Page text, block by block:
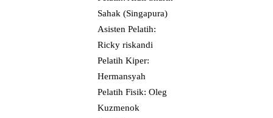
Sahak (Singapura)
Asisten Pelatih:
Ricky riskandi
Pelatih Kiper:
Hermansyah
Pelatih Fisik: Oleg
Kuzmenok